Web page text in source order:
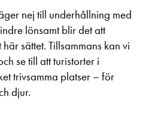
nej till underhållning med
lönsamt blir det att
sättet. Tillsammans kan vi
se till att turistorter i
trivsamma platser – för
djur.